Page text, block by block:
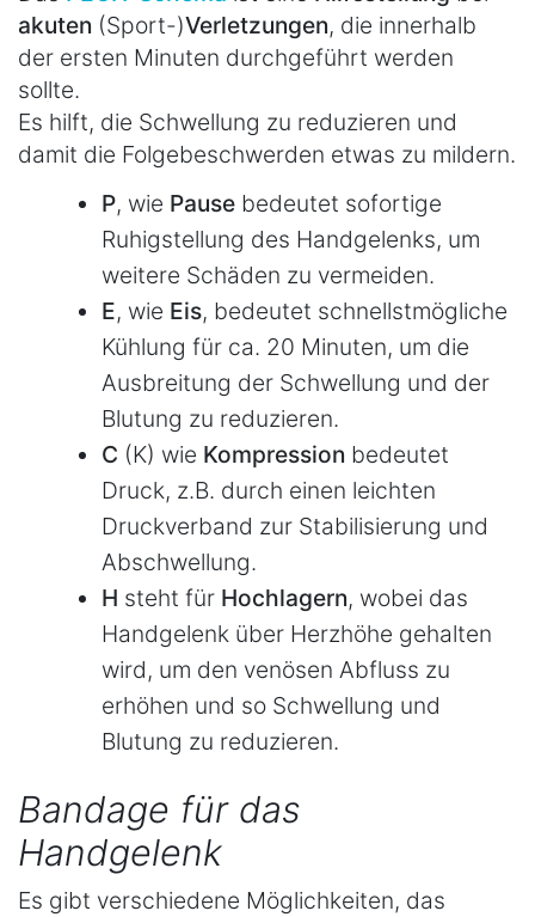
akuten (Sport-)Verletzungen, die innerhalb
der ersten Minuten durchgeführt werden
sollte.
Es hilft, die Schwellung zu reduzieren und
damit die Folgebeschwerden etwas zu mildern.
P, wie Pause bedeutet sofortige
Ruhigstellung des Handgelenks, um
weitere Schäden zu vermeiden.
E, wie Eis, bedeutet schnellstmögliche
Kühlung für ca. 20 Minuten, um die
Ausbreitung der Schwellung und der
Blutung zu reduzieren.
C (K) wie Kompression bedeutet
Druck, z.B. durch einen leichten
Druckverband zur Stabilisierung und
Abschwellung.
H steht für Hochlagern, wobei das
Handgelenk über Herzhöhe gehalten
wird, um den venösen Abfluss zu
erhöhen und so Schwellung und
Blutung zu reduzieren.
Bandage für das
Handgelenk
Es gibt verschiedene Möglichkeiten, das